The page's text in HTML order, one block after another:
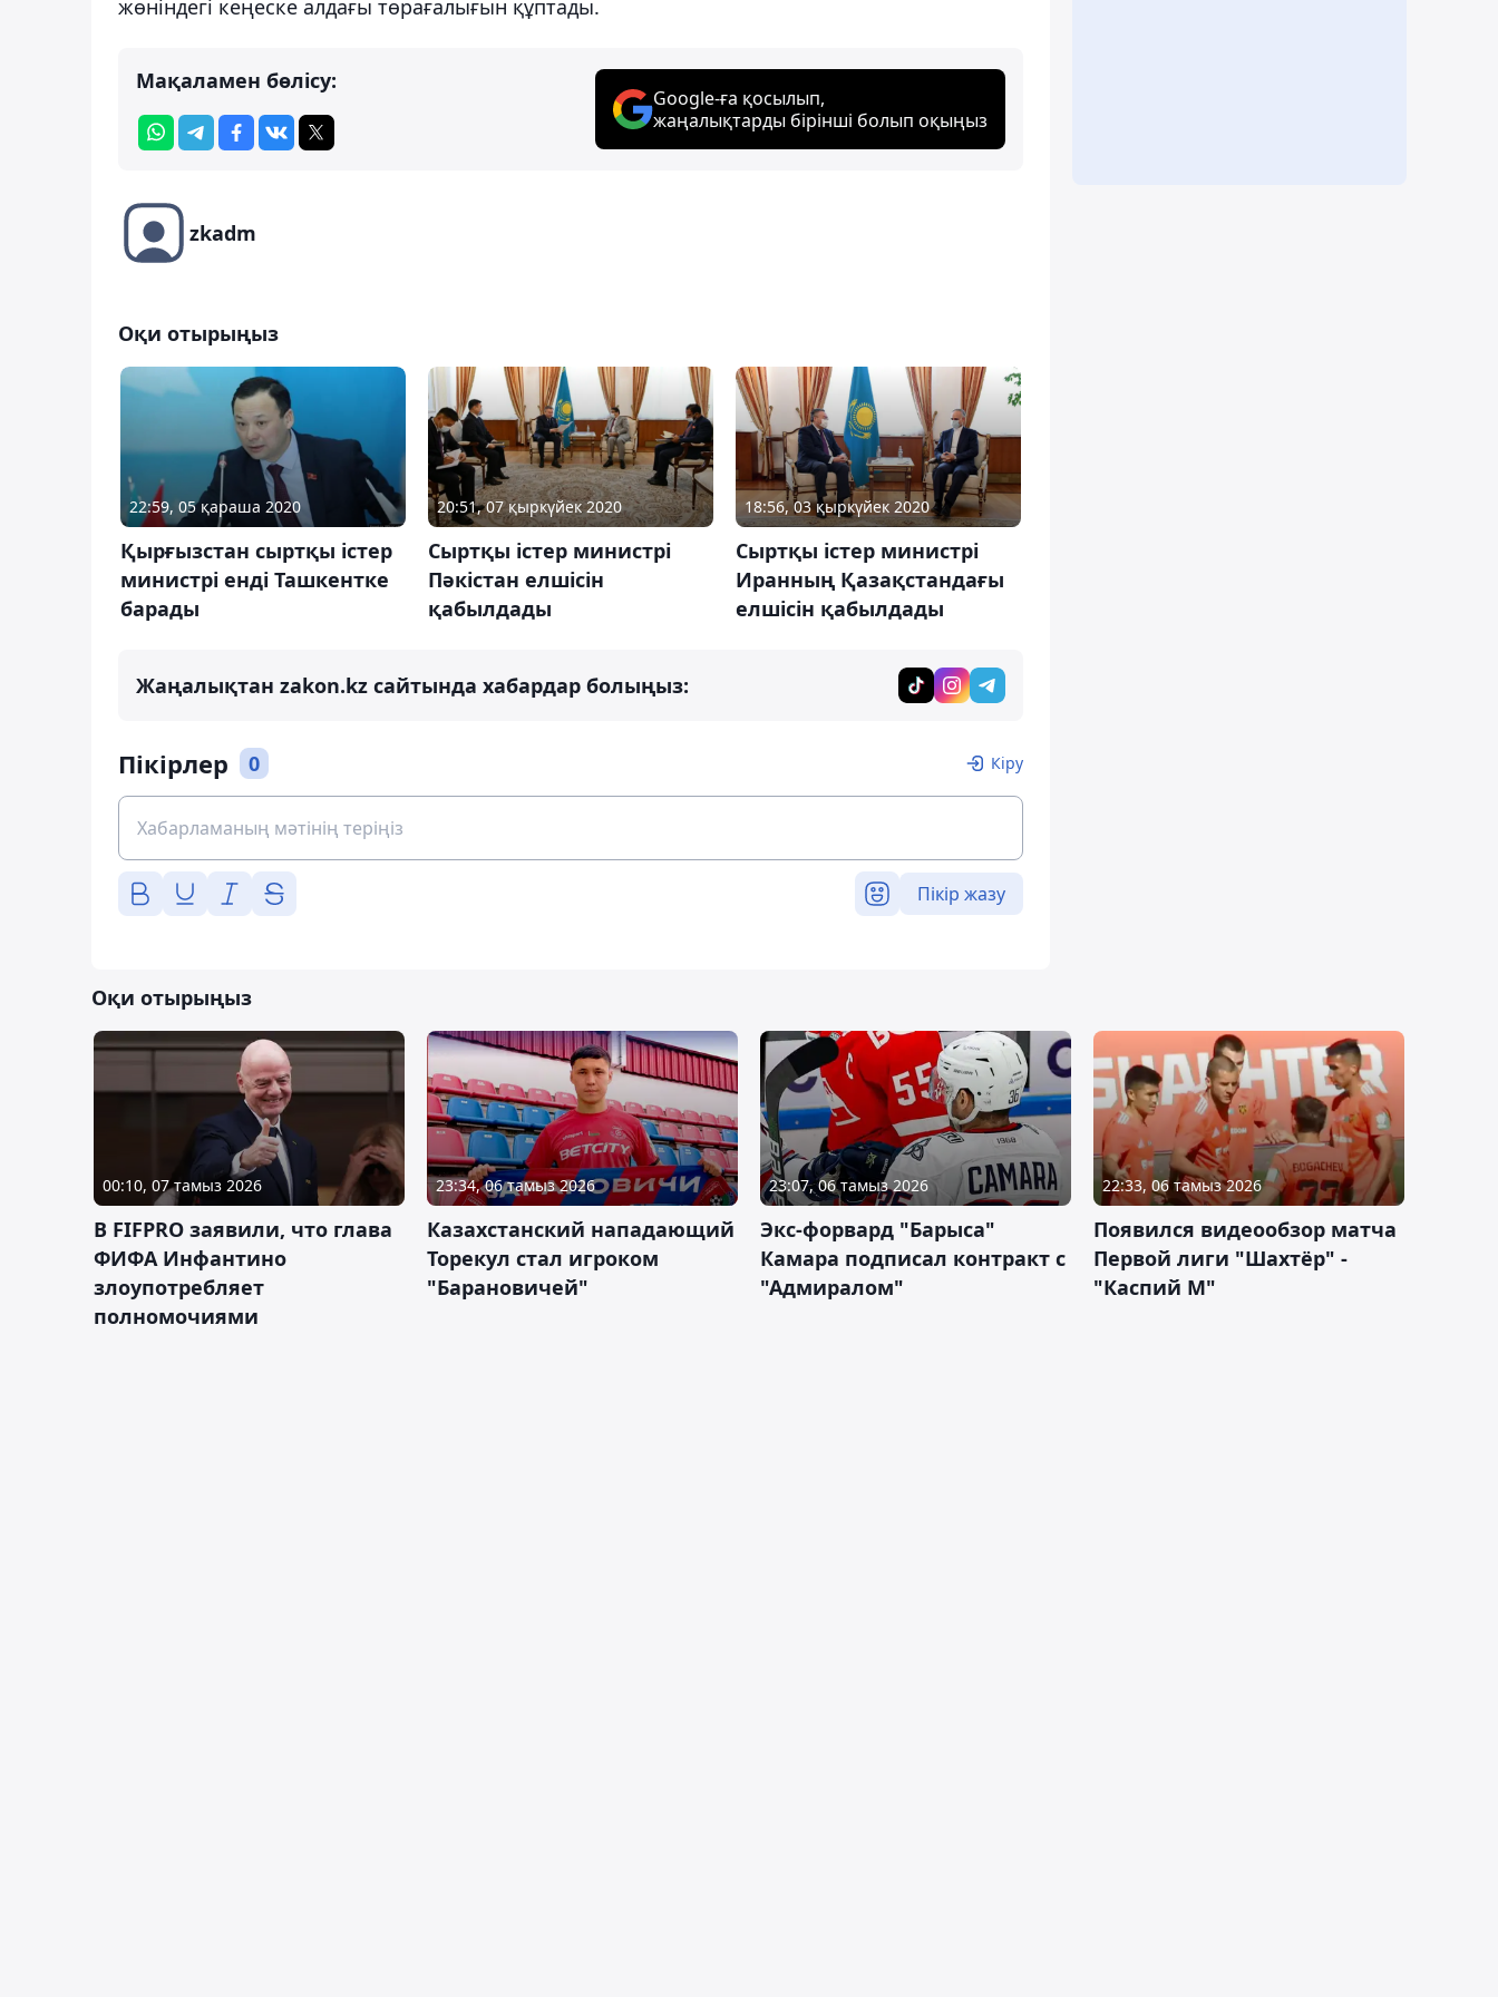
жөніндегі кеңеске алдағы төрағалығын құптады.
Мақаламен бөлісу:
Google-ға қосылып,
жаңалықтарды бірінші болып оқыңыз
zkadm
Оқи отырыңыз
22:59, 05 қараша 2020
Қырғызстан сыртқы істер
министрі енді Ташкентке
барады
20:51, 07 қыркүйек 2020
Сыртқы істер министрі
Пәкістан елшісін
қабылдады
18:56, 03 қыркүйек 2020
Сыртқы істер министрі
Иранның Қазақстандағы
елшісін қабылдады
Жаңалықтан zakon.kz сайтында хабардар болыңыз:
Пікірлер 0 Кіру
Пікір жазу
Оқи отырыңыз
00:10, 07 тамыз 2026
В FIFPRO заявили, что глава
ФИФА Инфантино
злоупотребляет
полномочиями
23:34, 06 тамыз 2026
Казахстанский нападающий
Торекул стал игроком
"Барановичей"
23:07, 06 тамыз 2026
Экс-форвард "Барыса"
Камара подписал контракт с
"Адмиралом"
22:33, 06 тамыз 2026
Появился видеообзор матча
Первой лиги "Шахтёр" -
"Каспий М"